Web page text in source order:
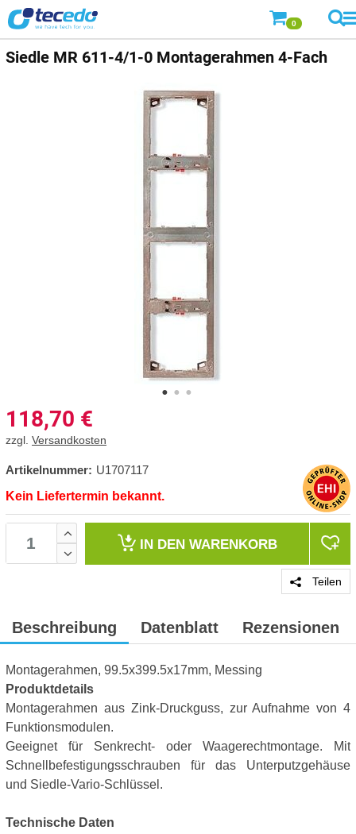
0
Siedle MR 611-4/1-0 Montagerahmen 4-Fach
118,70 €
zzgl. Versandkosten
Artikelnummer: U1707117
Kein Liefertermin bekannt.
IN DEN WARENKORB
Teilen
Beschreibung Datenblatt Rezensionen
Montagerahmen, 99.5x399.5x17mm, Messing
Produktdetails
Montagerahmen aus Zink-Druckguss, zur Aufnahme von 4
Funktionsmodulen.
Geeignet für Senkrecht- oder Waagerechtmontage. Mit
Schnellbefestigungsschrauben für das Unterputzgehäuse
und Siedle-Vario-Schlüssel.
Technische Daten